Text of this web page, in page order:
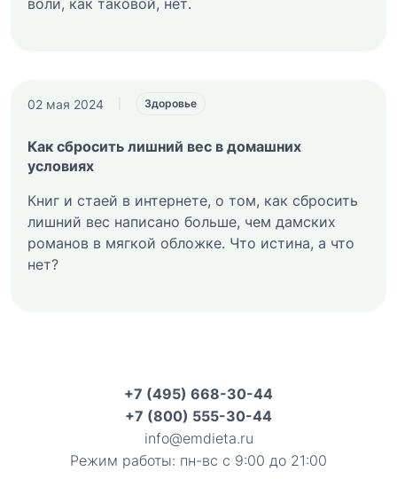
02 мая 2024 Здоровье
Как сбросить лишний вес в домашних
условиях
Книг и стаей в интернете, о том, как сбросить
лишний вес написано больше, чем дамских
романов в мягкой обложке. Что истина, а что
нет?
+7 (495) 668-30-44
+7 (800) 555-30-44
info@emdieta.ru
Режим работы: пн-вс с 9:00 до 21:00